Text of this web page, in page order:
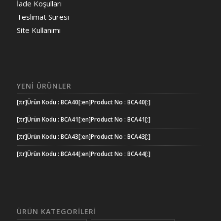
İade Koşulları
Teslimat Süresi
Site Kullanımı
YENI ÜRÜNLER
[:tr]Ürün Kodu : BCA40[:en]Product No : BCA40[:]
[:tr]Ürün Kodu : BCA41[:en]Product No : BCA41[:]
[:tr]Ürün Kodu : BCA43[:en]Product No : BCA43[:]
[:tr]Ürün Kodu : BCA44[:en]Product No : BCA44[:]
ÜRÜN KATEGORİLERİ